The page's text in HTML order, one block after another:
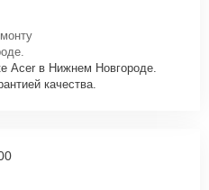
Acer в Нижнем Новгороде.
качества.